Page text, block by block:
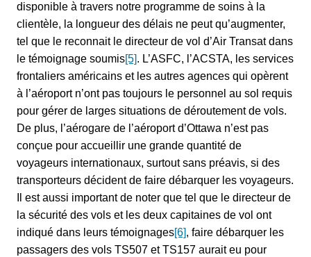
disponible à travers notre programme de soins à la
clientèle, la longueur des délais ne peut qu’augmenter,
tel que le reconnait le directeur de vol d’Air Transat dans
le témoignage soumis[5]. L’ASFC, l’ACSTA, les services
frontaliers américains et les autres agences qui opèrent
à l’aéroport n’ont pas toujours le personnel au sol requis
pour gérer de larges situations de déroutement de vols.
De plus, l’aérogare de l’aéroport d’Ottawa n’est pas
conçue pour accueillir une grande quantité de
voyageurs internationaux, surtout sans préavis, si des
transporteurs décident de faire débarquer les voyageurs.
Il est aussi important de noter que tel que le directeur de
la sécurité des vols et les deux capitaines de vol ont
indiqué dans leurs témoignages[6], faire débarquer les
passagers des vols TS507 et TS157 aurait eu pour